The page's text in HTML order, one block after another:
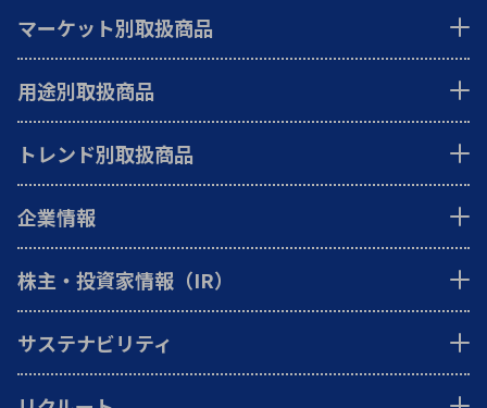
マーケット別取扱商品
用途別取扱商品
トレンド別取扱商品
企業情報
株主・投資家情報（IR）
サステナビリティ